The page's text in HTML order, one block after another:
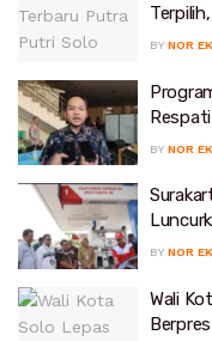
BY NOR
BY NOR
BY NOR
Wali